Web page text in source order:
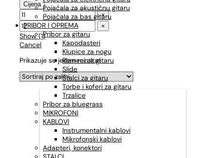
Pojačala za akustičnu gitaru
Pojačala za bas gitaru
PRIBOR I OPREMA
Pribor za gitaru
Kapodasteri
Klupice za nogu
Remeni za gitaru
Slide
Stalci za gitaru
Torbe i koferi za gitaru
Trzalice
Pribor za bluegrass
MIKROFONI
KABLOVI
Instrumentalni kablovi
Mikrofonski kablovi
Adapteri, konektori
Cijena
×
×
Show(1)
Cancel
Prikazuje se jedan rezultat